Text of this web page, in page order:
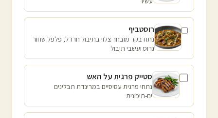
רוסטביף
נתח בקר מובחר צלוי בתיבול חרדל, פלפל שחור
גרוס ועשבי תיבול
סטייק פרגית על האש
נתחי פרגית עסיסיים במרינדת תבלינים
ים-תיכונית